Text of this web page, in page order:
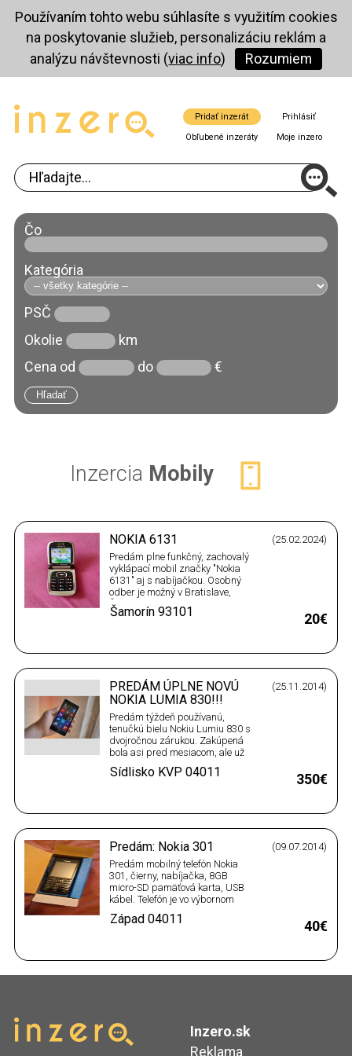
Používaním tohto webu súhlasíte s využitím cookies
na poskytovanie služieb, personalizáciu reklám a
analýzu návštevnosti (viac info) Rozumiem
Pridať inzerát
Prihlásiť
Obľubené inzeráty
Moje inzero
Čo
Kategória
PSČ
Okolie
km
Cena od do €
Inzercia Mobily
NOKIA 6131
(25.02.2024)
Predám plne funkčný, zachovalý
vyklápací mobil značky "Nokia
6131" aj s nabíjačkou. Osobný
odber je možný v Bratislave,
Šamoríne alebo v blízkom okolí...
20€
Šamorín 93101
PREDÁM ÚPLNE NOVÚ
NOKIA LUMIA 830!!!
(25.11.2014)
Predám týždeň používanú,
tenučkú bielu Nokiu Lumiu 830 s
dvojročnou zárukou. Zakúpená
bola asi pred mesiacom, ale už
vyše troch týždňov leží zabalená
v originálnom balení. Dôvod
doniesol iný telefón zo
350€
Sídlisko KVP 04011
Predám: Nokia 301
(09.07.2014)
Predám mobilný telefón Nokia
301, čierny, nabíjačka, 8GB
micro-SD pamäťová karta, USB
kábel. Telefón je vo výbornom
stave, ešte v záruke - kupený v
januári 2014.
40€
Západ 04011
Inzero.sk
Reklama